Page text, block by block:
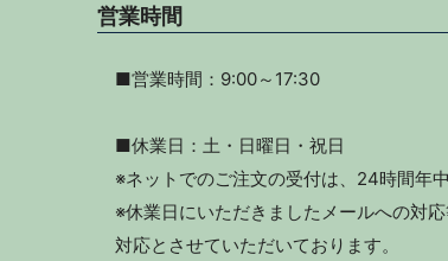
営業時間
■営業時間：9:00～17:30
■休業日：土・日曜日・祝日
※ネットでのご注文の受付は、24時間年
※休業日にいただきましたメールへの対
対応とさせていただいております。